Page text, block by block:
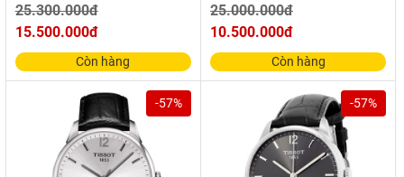
25.300.000đ
15.500.000đ
Còn hàng
25.000.000đ
10.500.000đ
Còn hàng
-57% -57%